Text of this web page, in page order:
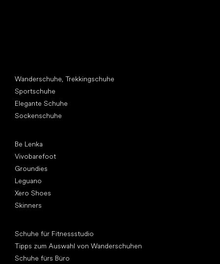
Wanderschuhe, Trekkingschuhe
Sportschuhe
Elegante Schuhe
Sockenschuhe
Be Lenka
Vivobarefoot
Groundies
Leguano
Xero Shoes
Skinners
Schuhe für Fitnessstudio
Tipps zum Auswahl von Wanderschuhen
Schuhe fürs Büro